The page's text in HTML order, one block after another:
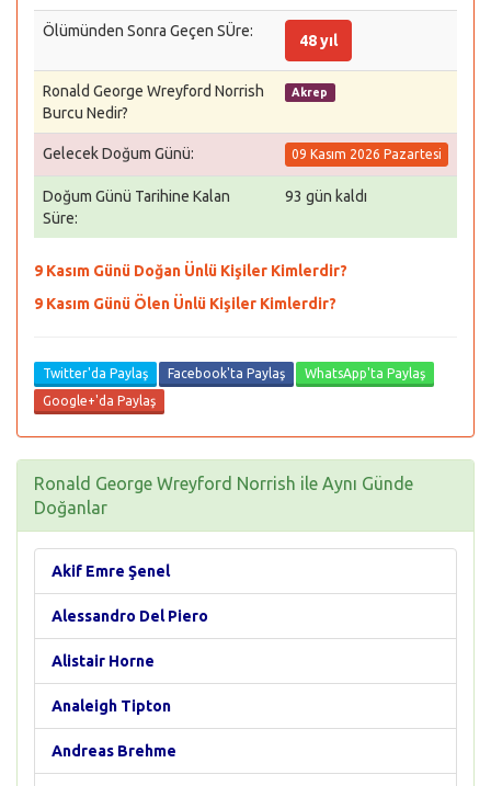
Ölümünden Sonra Geçen SÜre:
48 yıl
Ronald George Wreyford Norrish
Burcu Nedir?
Akrep
Gelecek Doğum Günü: 09 Kasım 2026 Pazartesi
Doğum Günü Tarihine Kalan
Süre:
93 gün kaldı
9 Kasım Günü Doğan Ünlü Kişiler Kimlerdir?
9 Kasım Günü Ölen Ünlü Kişiler Kimlerdir?
Twitter'da Paylaş Facebook'ta Paylaş
WhatsApp'ta Paylaş
Google+'da Paylaş
Ronald George Wreyford Norrish ile Aynı Günde
Doğanlar
Akif Emre Şenel
Alessandro Del Piero
Alistair Horne
Analeigh Tipton
Andreas Brehme